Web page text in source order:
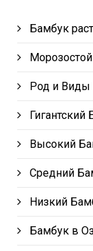
Бамбук
Род и Виды
Гигантский
Высокий
Средний
Низкий
Бамбук в